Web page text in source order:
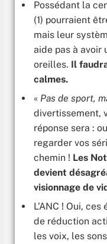
Possédant la
(1) pourraient
mais leur
aide pas à avoir
oreilles. Il
calmes.
« Pas de sport,
divertissement,
réponse sera :
regarder vos
chemin ! Les
devient
visionnage de
L’ANC ! Oui,
de réduction
les voix, les